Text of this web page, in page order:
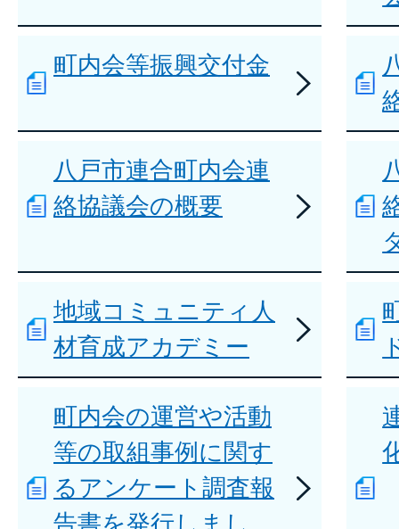
町内会等振興交付金
八戸市連合町内会連
絡協議会の概要
地域コミュニティ人
材育成アカデミー
町内会の運営や活動
等の取組事例に関す
るアンケート調査報